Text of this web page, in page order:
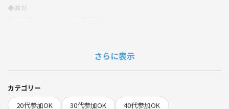
◆遅刻
・ラケット (貸出あり) → 事前予約必須
◆現地集金 (別途)
ラケット 500円
さらに表示
カテゴリー
20代参加OK
30代参加OK
40代参加OK